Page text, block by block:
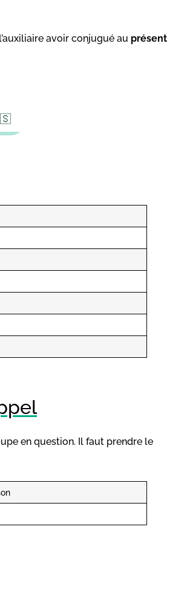
avoir conjugué au présent
en question. Il faut prendre le